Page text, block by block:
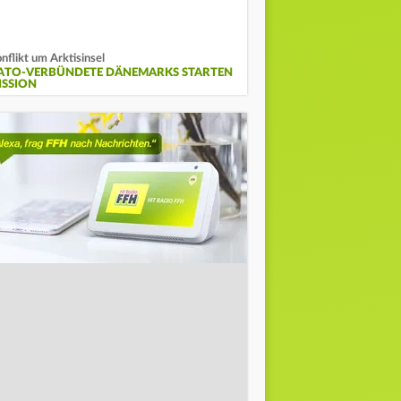
um Arktisinsel
VERBÜNDETE DÄNEMARKS STARTEN